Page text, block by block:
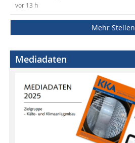
vor 13 h
Mehr Stellen
Mediadaten